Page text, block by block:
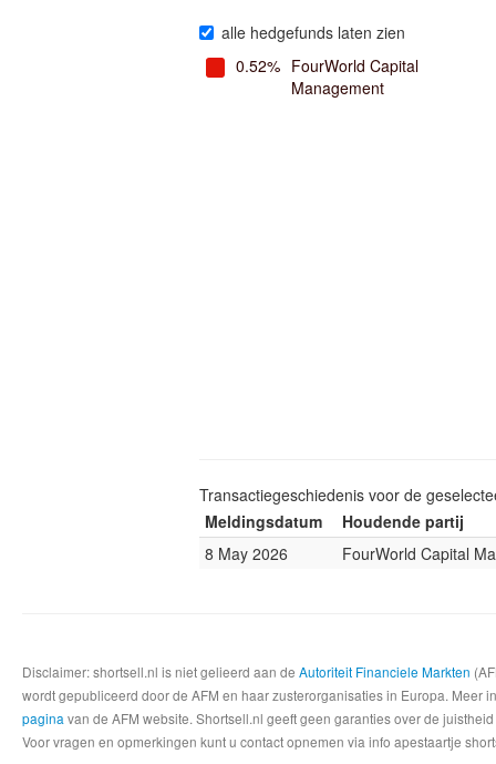
alle hedgefunds laten zien
0.52% FourWorld Capital
Management
Transactiegeschiedenis voor de
Meldingsdatum
Houdende partij
8 May 2026
FourWorld Capital
Disclaimer: shortsell.nl is niet gelieerd aan de Autoriteit Financiele Markten
wordt gepubliceerd door de AFM en haar zusterorganisaties in Europa.
pagina van de AFM website. Shortsell.nl geeft geen garanties over de
Voor vragen en opmerkingen kunt u contact opnemen via info apestaartje